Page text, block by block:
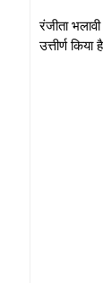
रंजीता
उत्तीर्ण